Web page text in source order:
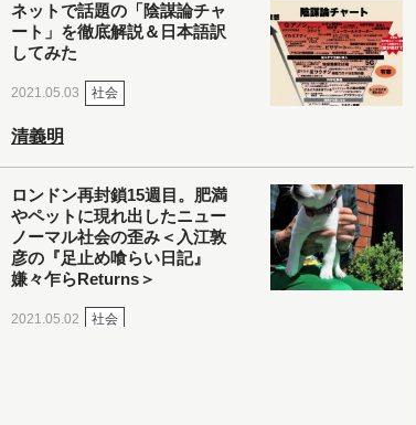
ネットで話題の「陰謀論チャ
ート」を徹底解説＆日本語訳
してみた
2021.05.03 社会
清義明
ロンドン再封鎖15週目。肥満
やペットに現れ出したニュー
ノーマル社会の歪み＜入江敦
彦の『足止め喰らい日記』
嫌々乍らReturns＞
2021.05.02 社会